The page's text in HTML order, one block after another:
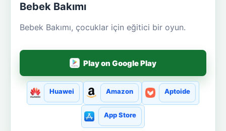
Bebek Bakımı
Bebek Bakımı, çocuklar için eğitici bir oyun.
Play on Google Play
Huawei Amazon Aptoide
App Store